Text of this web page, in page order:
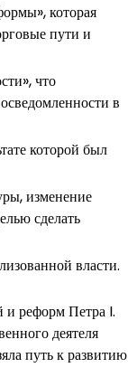
которая
пути и
что
в
которой был
изменение
сделать
власти.
и реформ Петра I.
деятеля
путь к развитию